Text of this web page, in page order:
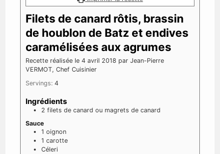
Filets de canard rôtis, brassin
de houblon de Batz et endives
caramélisées aux agrumes
Recette réalisée le 4 avril 2018 par Jean-Pierre
VERMOT, Chef Cuisinier
Servings:4
Ingrédients
2 filets de canard ou magrets de canard
Sauce
1 oignon
1 carotte
Céleri